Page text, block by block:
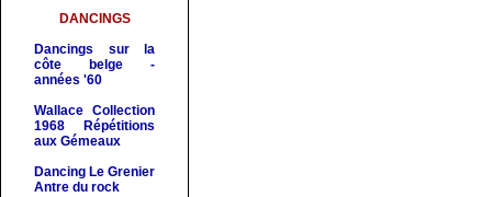
DANCINGS
Dancings sur la
côte belge -
années '60
Wallace Collection
1968
Répétitions
aux Gémeaux
Dancing Le Grenier
Antre du rock